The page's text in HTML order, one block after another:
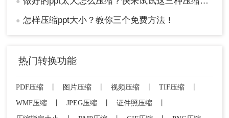
● 怎样压缩ppt大小？教你三个免费方法！
热门转换功能
PDF压缩 图片压缩 视频压缩 TIF压缩
WMF压缩
JPEG压缩 证件照压缩